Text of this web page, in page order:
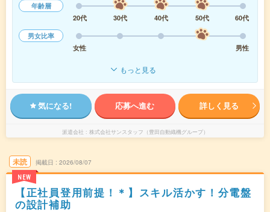
年齢層
20代
30代 40代 50代
60代
男女比率
女性
男性
もっと見る
気になる! 応募へ進む 詳しく見る
派遣会社 株式会社サンスタッフ（豊田自動織機グループ）
未読
NEW
掲載日 2026/08/07
【正社員登用前提！＊】スキル活かす！分電盤
の設計補助